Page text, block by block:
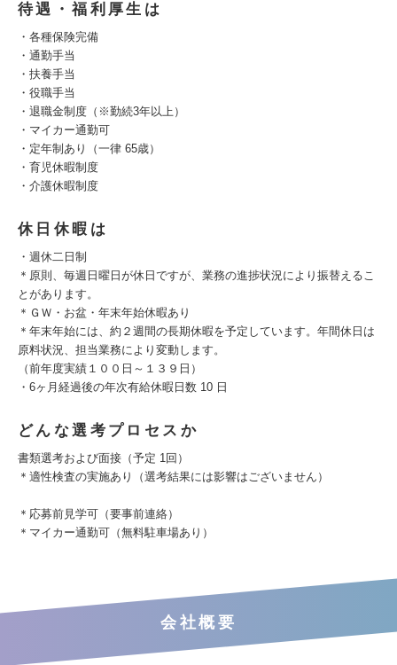
待遇・福利厚生は
・各種保険完備
・通勤手当
・扶養手当
・役職手当
・退職金制度（※勤続3年以上）
・マイカー通勤可
・定年制あり（一律 65歳）
・育児休暇制度
・介護休暇制度
休日休暇は
・週休二日制
＊原則、毎週日曜日が休日ですが、業務の進捗状況により振替えるこ
とがあります。
＊ＧＷ・お盆・年末年始休暇あり
＊年末年始には、約２週間の長期休暇を予定しています。年間休日は
原料状況、担当業務により変動します。
（前年度実績１００日～１３９日）
・6ヶ月経過後の年次有給休暇日数 10 日
どんな選考プロセスか
書類選考および面接（予定 1回）
＊適性検査の実施あり（選考結果には影響はございません）
＊応募前見学可（要事前連絡）
＊マイカー通勤可（無料駐車場あり）
会社概要